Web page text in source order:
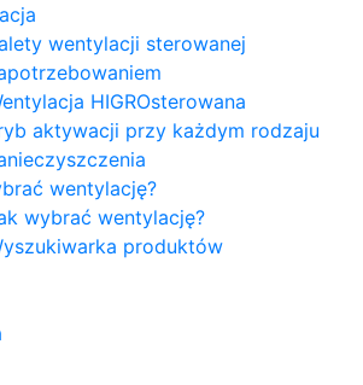
wentylacji sterowanej
HIGROsterowana
aktywacji przy każdym rodzaju
wentylację?
wybrać wentylację?
produktów